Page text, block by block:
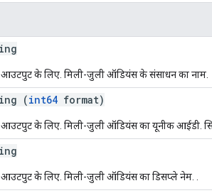
आउटपुट के लिए. मिली-जुली ऑडियंस के संसाधन का नाम.
(int64 format)
आउटपुट के लिए. मिली-जुली ऑडियंस का यूनीक आईडी.
आउटपुट के लिए. मिली-जुली ऑडियंस का डिसप्ले नेम. .